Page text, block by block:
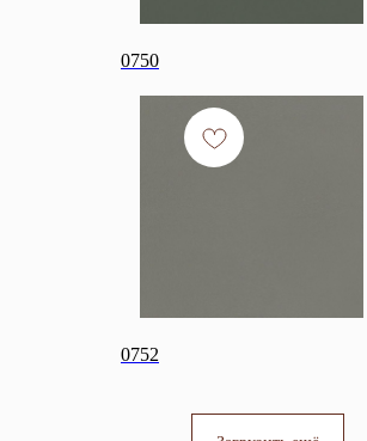
0750
0752